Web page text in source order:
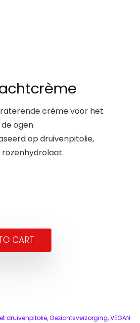
crème voor het
ogen.
op druivenpitolie,
CART
druivenpitolie,Gezichtsverzorging,VEGAN